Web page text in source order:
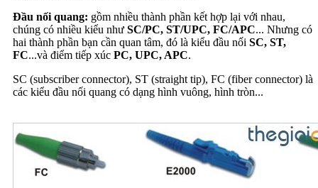
Đầu nối quang: gồm nhiều thành phần kết hợp lại với nhau,
chúng có nhiều kiểu như SC/PC, ST/UPC, FC/APC... Nhưng có
hai thành phần bạn cần quan tâm, đó là kiểu đầu nối SC, ST,
FC...và điểm tiếp xúc PC, UPC, APC.
SC (subscriber connector), ST (straight tip), FC (fiber connector) là
các kiểu đầu nối quang có dạng hình vuông, hình tròn...